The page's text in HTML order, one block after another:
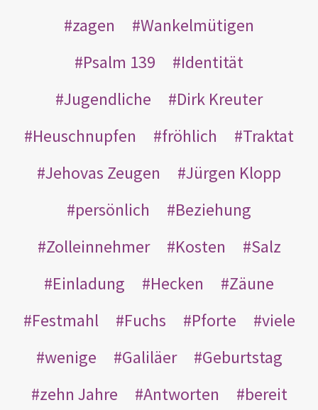
zagen
Wankelmütigen
Psalm 139
Identität
Jugendliche
Dirk Kreuter
Heuschnupfen
fröhlich
Traktat
Jehovas Zeugen
Jürgen Klopp
persönlich
Beziehung
Zolleinnehmer
Kosten
Salz
Einladung
Hecken
Zäune
Festmahl
Fuchs Pforte
viele
wenige
Galiläer
Geburtstag
zehn Jahre
Antworten bereit